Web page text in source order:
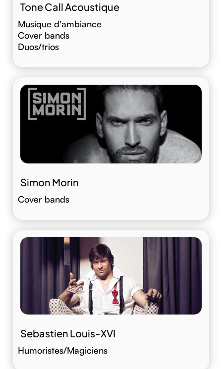
Tone Call Acoustique
Musique d'ambiance
Cover bands
Duos/trios
Simon Morin
Cover bands
Sebastien Louis-XVI
Humoristes/Magiciens